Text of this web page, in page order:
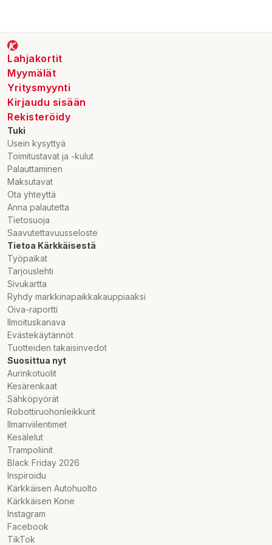
Lahjakortit
Myymälät
Yritysmyynti
Kirjaudu sisään
Rekisteröidy
Tuki
Usein kysyttyä
Toimitustavat ja -kulut
Palauttaminen
Maksutavat
Ota yhteyttä
Anna palautetta
Tietosuoja
Saavutettavuusseloste
Tietoa Kärkkäisestä
Työpaikat
Tarjouslehti
Sivukartta
Ryhdy markkinapaikkakauppiaaksi
Oiva-raportti
Ilmoituskanava
Evästekäytännöt
Tuotteiden takaisinvedot
Suosittua nyt
Aurinkotuolit
Kesärenkaat
Sähköpyörät
Robottiruohonleikkurit
Ilmanviilentimet
Kesälelut
Trampoliinit
Black Friday 2026
Inspiroidu
Kärkkäisen Autohuolto
Kärkkäisen Kone
Instagram
Facebook
TikTok